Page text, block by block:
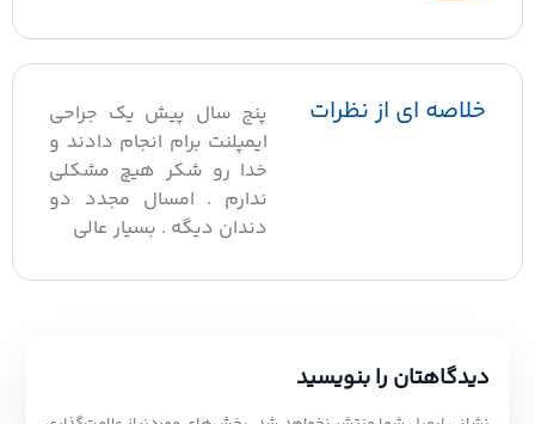
خلاصه ای از نظرات
پنج سال پیش یک جراحی
ایمپلنت برام انجام دادند و
خدا رو شکر هیچ مشکلی
ندارم . امسال مجدد دو
دندان دیگه . بسیار عالی
دیدگاهتان را بنویسید